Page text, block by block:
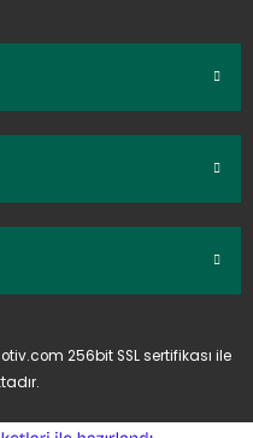
256bit SSL sertifikası ile